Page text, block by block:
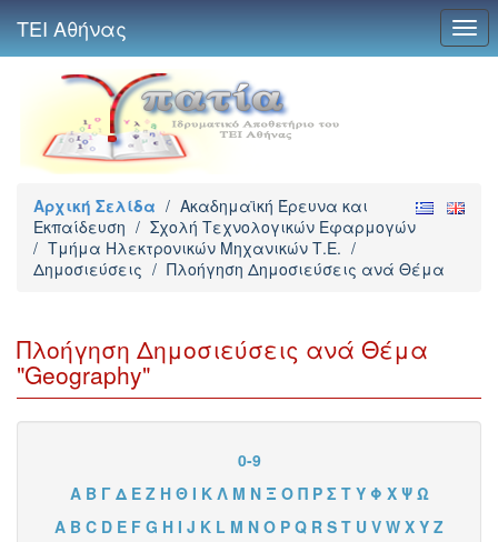
ΤΕΙ Αθήνας
Αρχική Σελίδα / Ακαδημαϊκή Έρευνα και
Εκπαίδευση / Σχολή Τεχνολογικών Εφαρμογών
/ Τμήμα Ηλεκτρονικών Μηχανικών Τ.Ε. /
Δημοσιεύσεις / Πλοήγηση Δημοσιεύσεις ανά Θέμα
Πλοήγηση Δημοσιεύσεις ανά Θέμα
"Geography"
0-9
Α Β Γ Δ Ε Ζ Η Θ Ι Κ Λ Μ Ν Ξ Ο Π Ρ Σ Τ Υ Φ Χ Ψ Ω
A B C D E F G H I J K L M N O P Q R S T U V W X Y Z